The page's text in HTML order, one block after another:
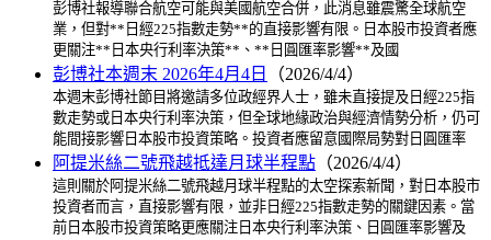
彭博社報導聯合航空可能與美國航空合併，此消息雖震驚全球航空
業，但對**日經225指數走勢**的直接影響有限。日本股市投資者應
更關注**日本央行利率決策**、**日圓匯率影響**及國
彭博社本週末 2026年4月4日 （2026/4/4）
本週末彭博社節目將邀請多位政經界人士，雖未直接提及日經225指
數走勢或日本央行利率決策，但全球地緣政治與經濟情勢分析，仍可
能間接影響日本股市投資策略。投資者應留意國際局勢對日圓匯率
阿提米絲二號飛越抵達月球半程點 （2026/4/4）
這則關於阿提米絲二號飛越月球半程點的太空探索新聞，對日本股市
投資者而言，直接影響有限，並非日經225指數走勢的關鍵因素。當
前日本股市投資策略更應關注日本央行利率決策、日圓匯率影響及